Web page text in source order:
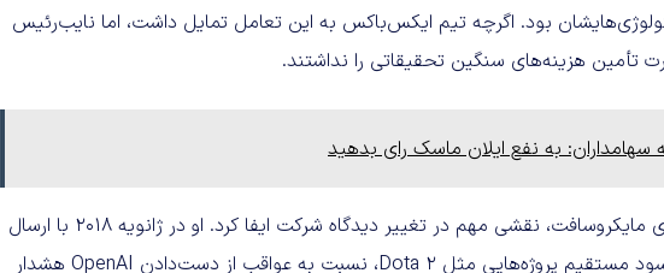
بود. اگرچه تیم ایکس‌باکس به این تعامل تمایل داشت، اما نایب‌رئیس
تأمین هزینه‌های سنگین تحقیقاتی را نداشتند.
به نفع ایلان ماسک رای بدهید
در این میان، «کوین اسکات»، مدیر فناوری مایکروسافت، نقشی مهم در تغییر دیدگاه شرکت ایفا کرد. او در ژانویه ۲۰۱۸ با ارسال
ایمیلی به نادلا، ضمن ابراز تردید درباره سود مستقیم پروژه‌هایی مثل Dota 2، نسبت به عواقب از دست‌دادن OpenAI هشدار